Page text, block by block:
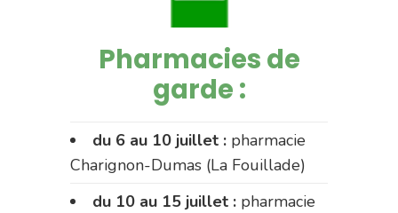
Pharmacies de
garde :
du 6 au 10 juillet : pharmacie
Charignon-Dumas (La Fouillade)
du 10 au 15 juillet : pharmacie